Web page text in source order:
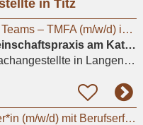
in Titz
Werde Teil unseres Teams – TMFA (m/w/d) in Vollzeit
Tierärztliche Gemeinschaftspraxis am Katzberg – Köhn-Wieser und Wieser (GbR)
in Langenfeld (Rheinland)
TMFA / Tierarzthelfer*in (m/w/d) mit Berufserfahrung gesucht / auch Teilzeit möglich